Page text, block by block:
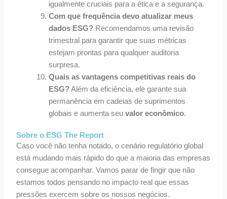
igualmente cruciais para a ética e a segurança.
Com que frequência devo atualizar meus
dados ESG? Recomendamos uma revisão
trimestral para garantir que suas métricas
estejam prontas para qualquer auditoria
surpresa.
Quais as vantagens competitivas reais do
ESG?Além da eficiência, ele garante sua
permanência em cadeias de suprimentos
globais e aumenta seuvalor econômico.
Sobre o ESG The Report
Caso você não tenha notado, o cenário regulatório global
está mudando mais rápido do que a maioria das empresas
consegue acompanhar. Vamos parar de fingir que não
estamos todos pensando no impacto real que essas
pressões exercem sobre os nossos negócios.